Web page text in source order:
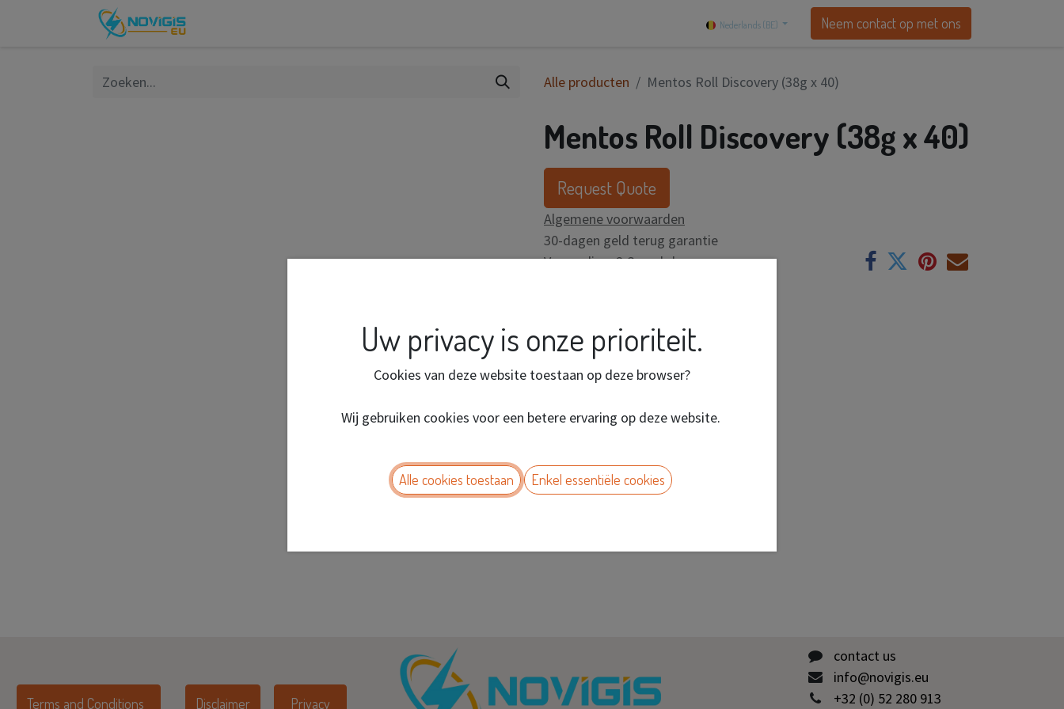
Nederlands (BE) Neem contact op met ons
Alle producten Mentos Roll Discovery (38g x 40)
Mentos Roll Discovery (38g x 40)
Request Quote
Algemene voorwaarden
30-dagen geld terug garantie
Verzending: 2-3 werkdagen
contact us
info@novigis.eu
+32 (0) 52 280 913
Privacy
Terms and Conditions Disclaimer
Uw privacy is onze prioriteit.
Cookies van deze website toestaan op deze browser?
Wij gebruiken cookies voor een betere ervaring op deze website.
Alle cookies toestaan Enkel essentiële cookies